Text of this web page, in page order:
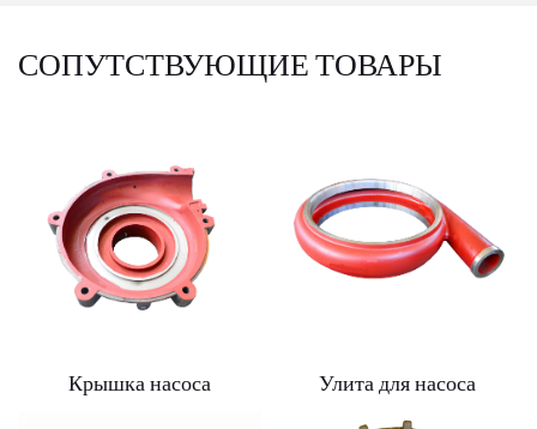
СОПУТСТВУЮЩИЕ ТОВАРЫ
Крышка насоса Улита для насоса